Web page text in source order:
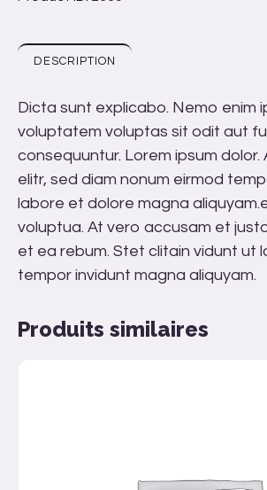
DESCRIPTION
Dicta sunt explicabo. Nemo enim
voluptatem voluptas sit odit aut
consequuntur. Lorem ipsum dolor.
elitr, sed diam nonum eirmod
labore et dolore magna
voluptua. At vero accusam et
et ea rebum. Stet clitain vidunt ut
tempor invidunt magna aliquyam.
Produits similaires